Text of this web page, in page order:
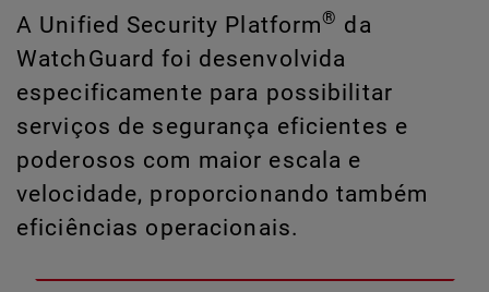
A Unified Security Platform® da
WatchGuard foi desenvolvida
especificamente para possibilitar
serviços de segurança eficientes e
poderosos com maior escala e
velocidade, proporcionando também
eficiências operacionais.